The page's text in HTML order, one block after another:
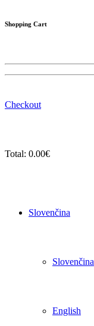
Shopping Cart
Checkout
Total: 0.00€
Slovenčina
Slovenčina
English